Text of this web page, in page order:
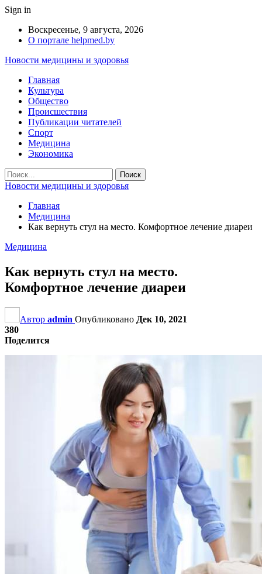
Sign in
Воскресенье, 9 августа, 2026
О портале helpmed.by
Новости медицины и здоровья
Главная
Культура
Общество
Происшествия
Публикации читателей
Спорт
Медицина
Экономика
Новости медицины и здоровья
Главная
Медицина
Как вернуть стул на место. Комфортное лечение диареи
Медицина
Как вернуть стул на место.
Комфортное лечение диареи
Автор admin Опубликовано Дек 10, 2021
380
Поделится